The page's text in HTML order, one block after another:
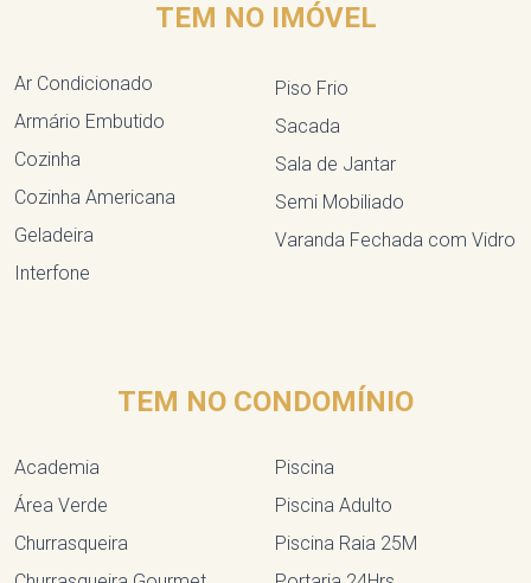
TEM NO IMÓVEL
Ar Condicionado
Armário Embutido
Cozinha
Cozinha Americana
Geladeira
Interfone
Piso Frio
Sacada
Sala de Jantar
Semi Mobiliado
Varanda Fechada com Vidro
TEM NO CONDOMÍNIO
Academia
Área Verde
Churrasqueira
Piscina
Piscina Adulto
Piscina Raia 25M